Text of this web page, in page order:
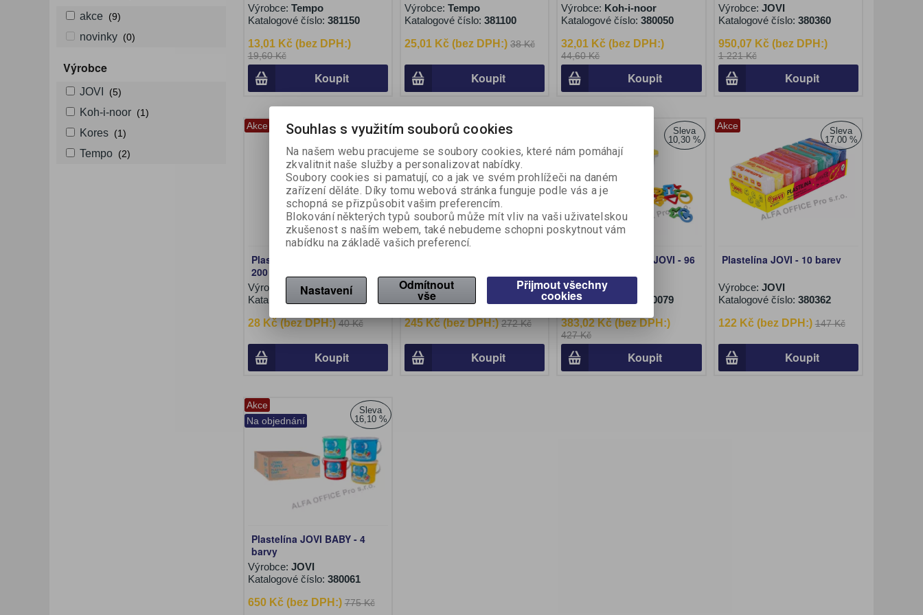
akce (9)
novinky (0)
Výrobce
JOVI (5)
Koh-i-noor (1)
Kores (1)
Tempo (2)
Výrobce: Tempo
Katalogové číslo: 381150
13,01 Kč (bez DPH:)
19,60 Kč
Koupit
Výrobce: Tempo
Katalogové číslo: 381100
25,01 Kč (bez DPH:) 38 Kč
Koupit
Výrobce: Koh-i-noor
Katalogové číslo:380050
32,01 Kč (bez DPH:)
44,60 Kč
Koupit
Výrobce: JOVI
Katalogové číslo: 380360
950,07 Kč (bez DPH:)
1 221 Kč
Koupit
Akce
Sleva
30,00 %
Plastelína Kores - 10 barev /
200 g
Výrobce:
Kores
Katalogové číslo:
28 Kč (bez DPH:) 40 Kč
Koupit
Akce
Výrobce:JOVI
Katalogové číslo:
245 Kč (bez DPH:) 272 Kč
Koupit
Sleva
10,30 %
Sada vykrajovátek JOVI - 96
Výrobce:JOVI
Katalogové číslo:
380079
383,02 Kč (bez DPH:)
427 Kč
Koupit
Akce
Sleva
17,00 %
Plastelína JOVI - 10 barev
Výrobce: JOVI
Katalogové číslo: 380362
122 Kč (bez DPH:) 147 Kč
Koupit
Akce
Na objednání
Sleva
16,10 %
Plastelína JOVI BABY - 4
barvy
Výrobce: JOVI
Katalogové číslo: 380061
650 Kč (bez DPH:) 775 Kč
Souhlas s využitím souborů cookies
Na našem webu pracujeme se soubory cookies, které nám pomáhají
zkvalitnit naše služby a personalizovat nabídky.
Soubory cookies si pamatují, co a jak ve svém prohlížeči na daném
zařízení děláte. Díky tomu webová stránka funguje podle vás a je
schopná se přizpůsobit vašim preferencím.
Blokování některých typů souborů může mít vliv na vaši uživatelskou
zkušenost s naším webem, také nebudeme schopni poskytnout vám
nabídku na základě vašich preferencí.
Nastavení Odmítnout
vše
Přijmout všechny
cookies